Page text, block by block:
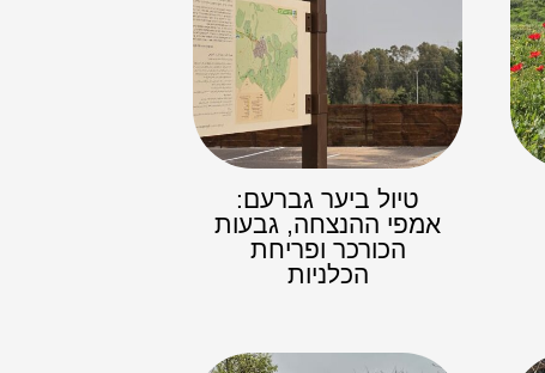
טיול ביער גברעם:
אמפי ההנצחה, גבעות
הכורכר ופריחת
הכלניות